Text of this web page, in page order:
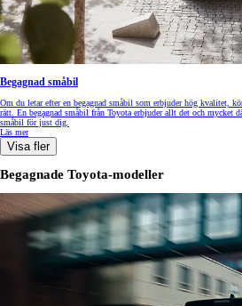
Begagnad småbil
Om du letar efter en begagnad småbil som erbjuder hög kvalitet,
rätt. En begagnad småbil från Toyota erbjuder allt det och mycket
småbil för just dig.
Läs mer
Visa fler
Begagnade Toyota-modeller